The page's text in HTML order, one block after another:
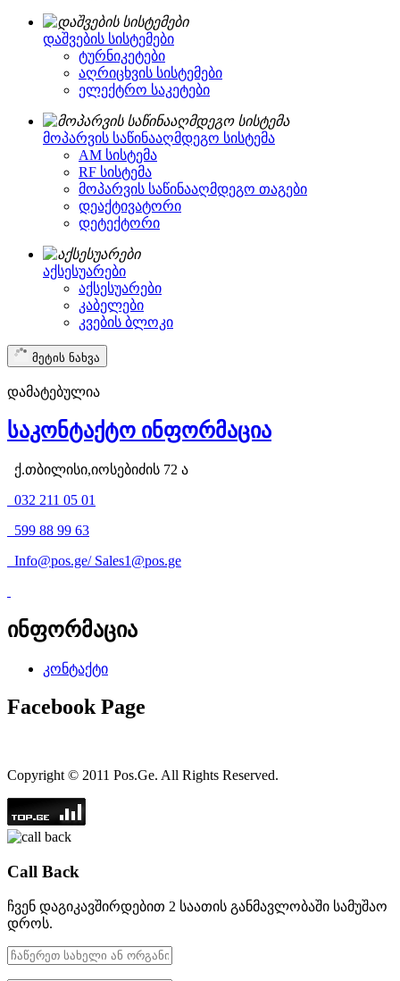
დაშვების სისტემები
ტურნიკეტები
აღრიცხვის სისტემები
ელექტრო საკეტები
მოპარვის საწინააღმდეგო სისტემა
AM სისტემა
RF სისტემა
მოპარვის საწინააღმდეგო თაგები
დეაქტივატორი
დეტექტორი
აქსესუარები
აქსესუარები
კაბელები
კვების ბლოკი
მეტის ნახვა
დამატებულია
საკონტაქტო ინფორმაცია
ქ.თბილისი,იოსებიძის 72 ა
032 211 05 01
599 88 99 63
Info@pos.ge/ Sales1@pos.ge
ინფორმაცია
კონტაქტი
Facebook Page
Copyright © 2011 Pos.Ge. All Rights Reserved.
Call Back
ჩვენ დაგიკავშირდებით 2 საათის განმავლობაში სამუშაო
დროს.